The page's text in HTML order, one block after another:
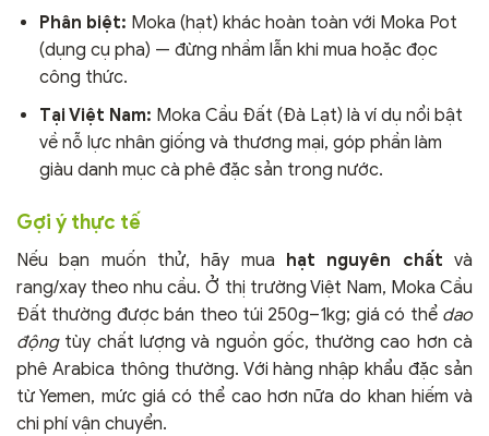
Phân biệt: Moka (hạt) khác hoàn toàn với Moka Pot
(dụng cụ pha) — đừng nhầm lẫn khi mua hoặc đọc
công thức.
Tại Việt Nam: Moka Cầu Đất (Đà Lạt) là ví dụ nổi bật
về nỗ lực nhân giống và thương mại, góp phần làm
giàu danh mục cà phê đặc sản trong nước.
Gợi ý thực tế
Nếu bạn muốn thử, hãy mua hạt nguyên chất và
rang/xay theo nhu cầu. Ở thị trường Việt Nam, Moka Cầu
Đất thường được bán theo túi 250g–1kg; giá có thể dao
độngtùy chất lượng và nguồn gốc, thường cao hơn cà
phê Arabica thông thường. Với hàng nhập khẩu đặc sản
từ Yemen, mức giá có thể cao hơn nữa do khan hiếm và
chi phí vận chuyển.